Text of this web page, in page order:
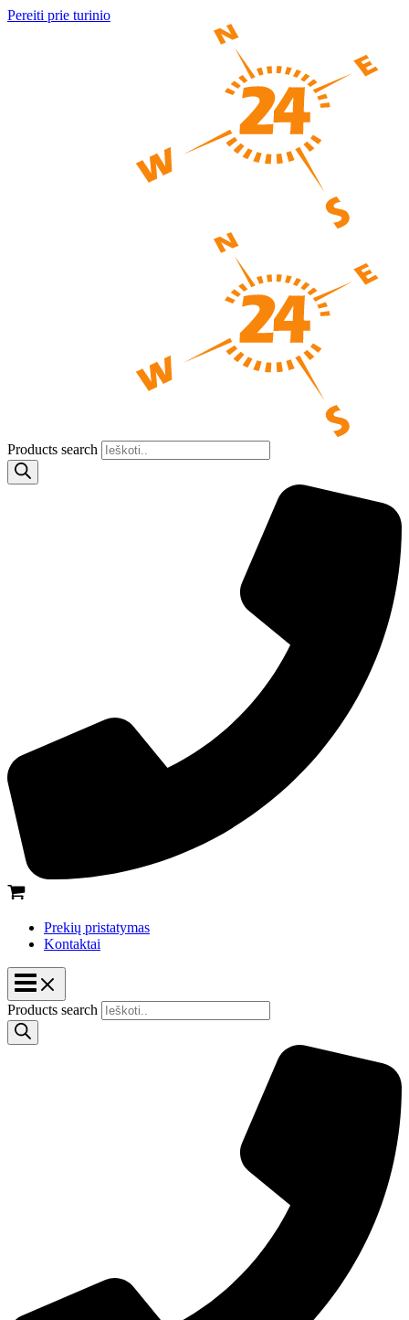
Pereiti prie turinio
Products search
Prekių pristatymas
Kontaktai
Products search